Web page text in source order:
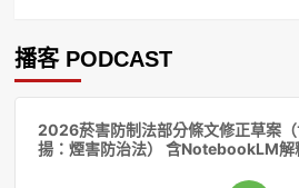
播客 PODCAST
2026菸害防制法部分條文修正草案
揚：煙害防治法） 含NotebookLM解